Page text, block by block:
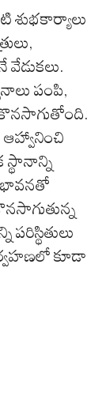
శుభకార్యాలు
వేడుకలు.
పంపి,
ఆహ్వానించి
స్థానాన్ని
భావనతో
కూడా